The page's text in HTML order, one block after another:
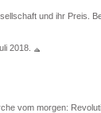
und ihr Preis.
2018.
vom morgen: